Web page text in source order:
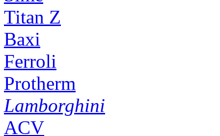
Titan Z
Baxi
Ferroli
Protherm
Lamborghini
ACV